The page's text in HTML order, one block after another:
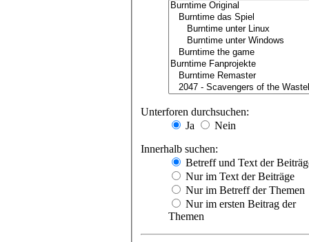
Unterforen durchsuchen:
Ja
Nein
Innerhalb suchen:
Betreff und Text der
Nur im Text der Beiträge
Nur im Betreff der Themen
Nur im ersten Beitrag der
Themen